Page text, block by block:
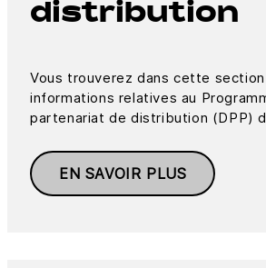
distribution
Vous trouverez dans cette
informations relatives au
partenariat de distribution (DPP)
EN SAVOIR PLUS